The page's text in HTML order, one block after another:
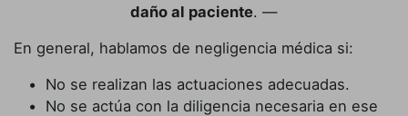
daño al paciente.
En general, hablamos de negligencia médica si:
No se realizan las actuaciones adecuadas.
No se actúa con la diligencia necesaria en ese